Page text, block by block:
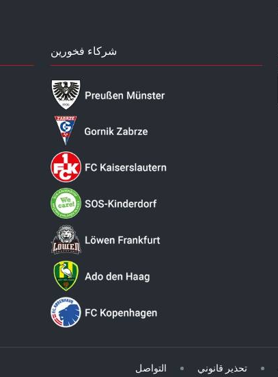
شركاء فخورين
التواصل تحذير قانوني